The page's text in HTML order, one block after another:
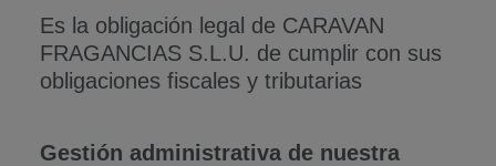
Es la obligación legal de CARAVAN
FRAGANCIAS S.L.U. de cumplir con sus
obligaciones fiscales y tributarias
Gestión administrativa de nuestra